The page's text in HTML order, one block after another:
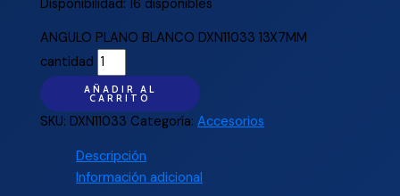
Disponibilidad: 16 disponibles
ANGULO PLANO BLANCO DXN11033 13X7MM
cantidad
AÑADIR AL
CARRITO
SKU: DXN11033 Categoría:Accesorios
Descripción
Información adicional